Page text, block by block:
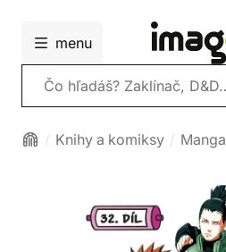
menu
Vyhľadávanie
Knihy a komiksy Manga